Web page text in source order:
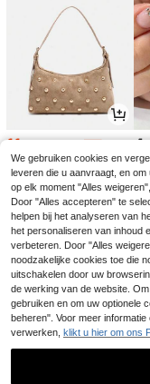
11 4
3
We gebruiken cookies en
leveren die u aanvraagt, en
op elk moment "Alles
Door "Alles accepteren" te
helpen bij het analyseren van
het personaliseren van inhoud
verbeteren. Door "Alles
noodzakelijke cookies toe die
uitschakelen door uw
de werking van de website.
gebruiken en om uw optionele
beheren". Voor meer
verwerken, klikt u hier om ons